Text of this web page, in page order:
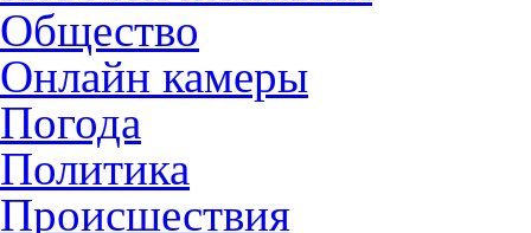
Общество
Онлайн камеры
Погода
Политика
Происшествия